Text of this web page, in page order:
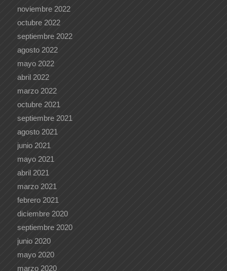
noviembre 2022
octubre 2022
septiembre 2022
agosto 2022
mayo 2022
abril 2022
marzo 2022
octubre 2021
septiembre 2021
agosto 2021
junio 2021
mayo 2021
abril 2021
marzo 2021
febrero 2021
diciembre 2020
septiembre 2020
junio 2020
mayo 2020
marzo 2020